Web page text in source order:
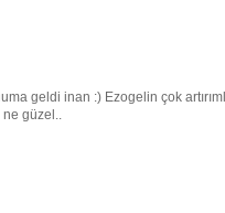
geldi inan :) Ezogelin çok
ne güzel..